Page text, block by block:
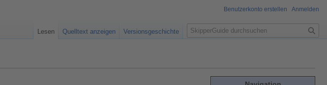
Benutzerkonto erstellen Anmelden
Lesen Quelltext anzeigen Versionsgeschichte
S
u
e